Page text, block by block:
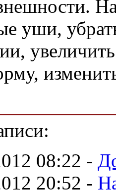
уши,
08:22 -
20:52 -